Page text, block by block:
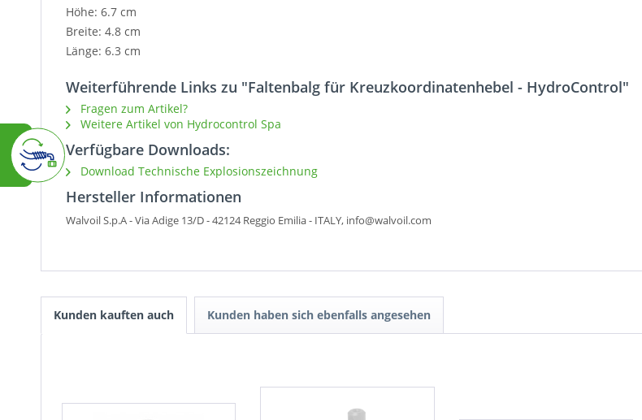
Höhe: 6.7 cm
Breite: 4.8 cm
Länge: 6.3 cm
Weiterführende Links zu "Faltenbalg für Kreuzkoordinatenhebel - HydroControl"
Fragen zum Artikel?
Weitere Artikel von Hydrocontrol Spa
Verfügbare Downloads:
Download Technische Explosionszeichnung
Hersteller Informationen
Walvoil S.p.A - Via Adige 13/D -42124 Reggio Emilia - ITALY, info@walvoil.com
Kunden kauften auch Kunden haben sich ebenfalls angesehen